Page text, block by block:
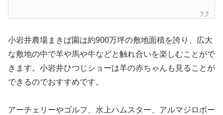
小岩井農場まきば園は約900万坪の敷地面積を誇り、広大
な敷地の中で羊や馬や牛などと触れ合いを楽しむことがで
きます。小岩井ひつじショーは羊の赤ちゃんも見ることが
できるのでおすすめです。
アーチェリーやゴルフ、水上ハムスター、アルマジロボー